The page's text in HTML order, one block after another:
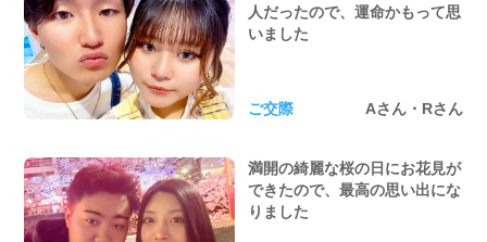
ご交際 Aさん・Rさん
人だったので、運命かもって思
いました
満開の綺麗な桜の日にお花見が
できたので、最高の思い出にな
りました